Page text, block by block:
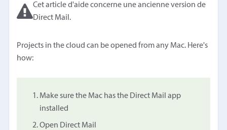
Cet article d'aide concerne une ancienne version de
Direct Mail.
Projects in the cloud can be opened from any Mac. Here's
how:
Make sure the Mac has the Direct Mail app
installed
Open Direct Mail